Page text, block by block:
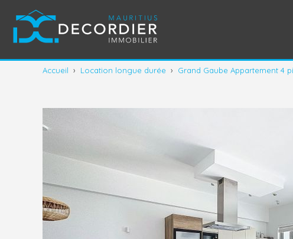
Accueil › Location longue durée › Grand Gaube Appartement 4